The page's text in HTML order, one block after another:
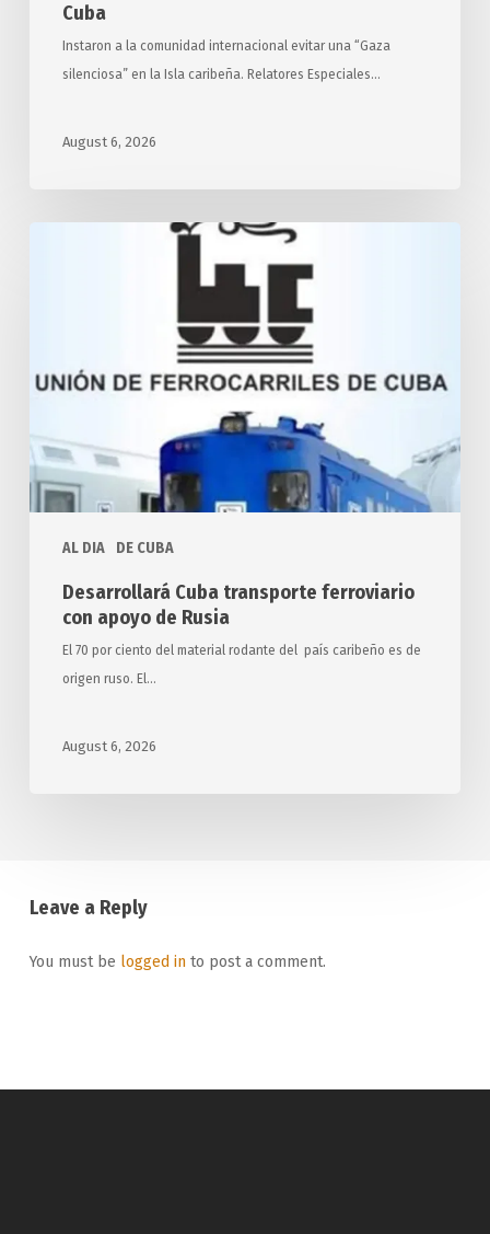
Cuba
Instaron a la comunidad internacional evitar una “Gaza
silenciosa” en la Isla caribeña. Relatores Especiales…
August 6, 2026
AL DIA DE CUBA
apoyo
Desarrollará Cuba transporte ferroviario
con apoyo de Rusia
El 70 por ciento del material rodante del país caribeño es de
origen ruso. El…
August 6, 2026
Leave a Reply
You must be logged into post a comment.